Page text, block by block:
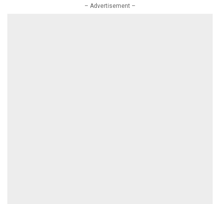
– Advertisement –